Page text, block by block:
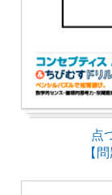
点
【